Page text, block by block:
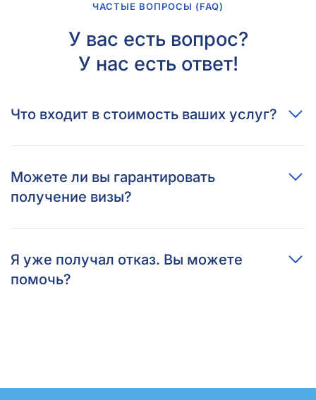
ЧАСТЫЕ ВОПРОСЫ (FAQ)
У вас есть вопрос?
У нас есть ответ!
Что входит в стоимость ваших услуг?
Можете ли вы гарантировать
получение визы?
Я уже получал отказ. Вы можете
помочь?